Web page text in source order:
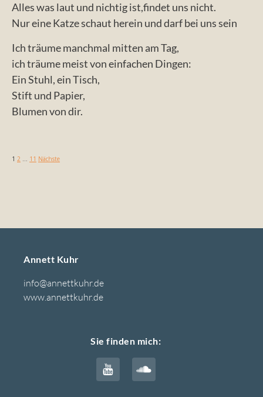
Alles was laut und nichtig ist,findet uns nicht.
Nur eine Katze schaut herein und darf bei uns sein
Ich träume manchmal mitten am Tag,
ich träume meist von einfachen Dingen:
Ein Stuhl, ein Tisch,
Stift und Papier,
Blumen von dir.
1 2 … 11 Nächste
Annett Kuhr
info@annettkuhr.de
www.annettkuhr.de
Sie finden mich: